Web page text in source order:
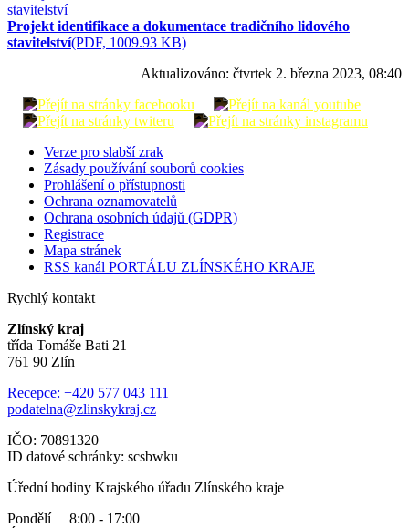
Projekt identifikace a dokumentace tradičního lidového
stavitelství(PDF, 1009.93 KB)
Aktualizováno: čtvrtek 2. března 2023, 08:40
Verze pro slabší zrak
Zásady používání souborů cookies
Prohlášení o přístupnosti
Ochrana oznamovatelů
Ochrana osobních údajů (GDPR)
Registrace
Mapa stránek
RSS kanál PORTÁLU ZLÍNSKÉHO KRAJE
Rychlý kontakt
Zlínský kraj
třída Tomáše Bati 21
761 90 Zlín
Recepce: +420 577 043 111
podatelna@zlinskykraj.cz
IČO: 70891320
ID datové schránky: scsbwku
Úřední hodiny Krajského úřadu Zlínského kraje
Pondělí 8:00 - 17:00